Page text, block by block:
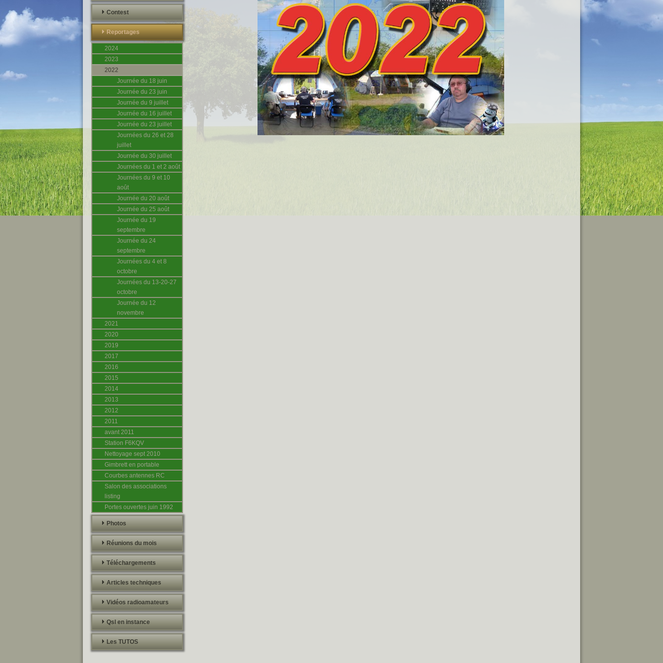
Contest
Reportages
2024
2023
2022
Journée du 18 juin
Journée du 23 juin
Journée du 9 juillet
Journée du 16 juillet
Journée du 23 juillet
Journées du 26 et 28
juillet
Journée du 30 juillet
Journées du 1 et 2 août
Journées du 9 et 10
août
Journée du 20 août
Journée du 25 août
Journée du 19
septembre
Journée du 24
septembre
Journées du 4 et 8
octobre
Journées du 13-20-27
octobre
Journée du 12
novembre
2021
2020
2019
2017
2016
2015
2014
2013
2012
2011
avant 2011
Station F6KQV
Nettoyage sept 2010
Gimbrett en portable
Courbes antennes RC
Salon des associations
listing
Portes ouvertes juin 1992
Photos
Réunions du mois
Téléchargements
Articles techniques
Vidéos radioamateurs
Qsl en instance
Les TUTOS